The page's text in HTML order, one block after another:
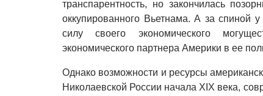
транспарентность, но закончилась
оккупированного Вьетнама. А за
силу своего экономического
экономического партнера Америки в ее
Однако возможности и ресурсы
Николаевской России начала XIX века,